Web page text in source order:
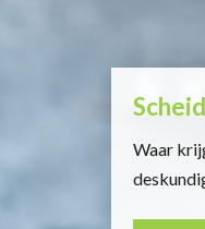
Waar